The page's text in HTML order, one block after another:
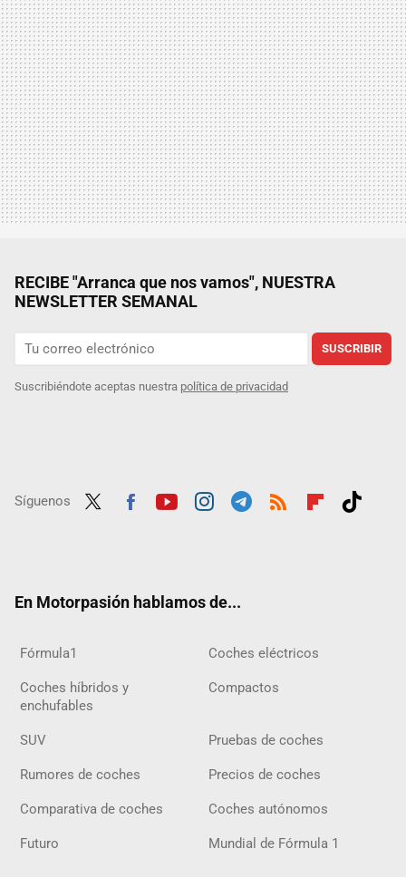
RECIBE "Arranca que nos vamos", NUESTRA
NEWSLETTER SEMANAL
SUSCRIBIR
Suscribiéndote aceptas nuestra política de privacidad
Síguenos
En Motorpasión hablamos de...
Fórmula1 Coches eléctricos
Coches híbridos y
enchufables
Compactos
SUV Pruebas de coches
Rumores de coches Precios de coches
Comparativa de coches Coches autónomos
Futuro Mundial de Fórmula 1